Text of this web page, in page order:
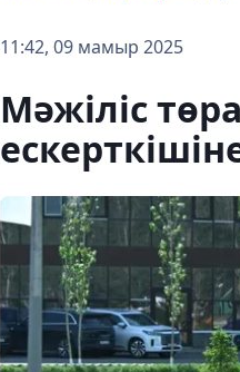
11:42, 09 мамыр 2025
Мәжіліс